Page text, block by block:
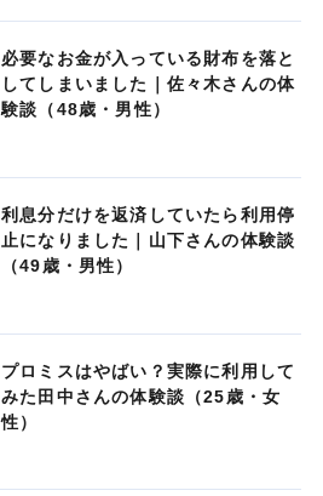
必要なお金が入っている財布を落と
してしまいました｜佐々木さんの体
験談（48歳・男性）
利息分だけを返済していたら利用停
止になりました｜山下さんの体験談
（49歳・男性）
プロミスはやばい？実際に利用して
みた田中さんの体験談（25歳・女
性）